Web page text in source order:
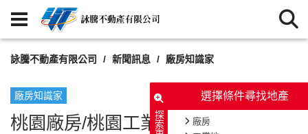
詠騰不動產有限公司 新聞訊息 廠房知識家
廠房知識家
桃園廠房/桃園工業地買賣、租賃，